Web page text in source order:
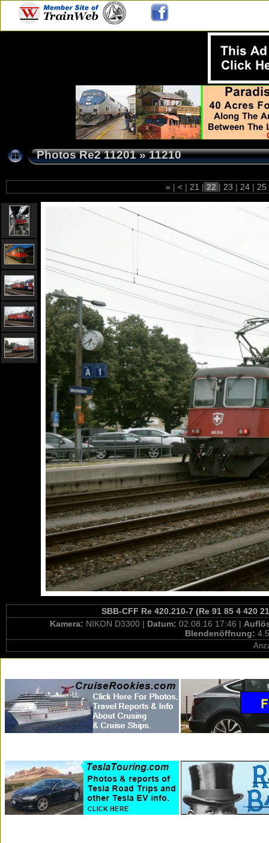
Photos Re2 11201»11210
« | < | 21 | 22 | 23 | 24 | 25
SBB-CFF Re 420.210-7 (Re 91 85 4 420
Kamera: NIKON D3300 | Datum: 02.08.16 17:46 |
Blendenöffnung: